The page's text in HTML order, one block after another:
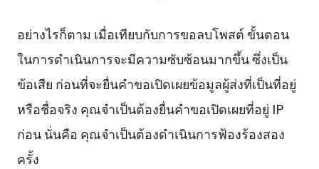
อย่างไรก็ตาม เมื่อเทียบกับการขอลบโพสต์ ขั้นตอน
ในการดำเนินการจะมีความซับซ้อนมากขึ้น ซึ่งเป็น
ข้อเสีย ก่อนที่จะยื่นคำขอเปิดเผยข้อมูลผู้ส่งที่เป็นที่อยู่
หรือชื่อจริง คุณจำเป็นต้องยื่นคำขอเปิดเผยที่อยู่ IP
ก่อน นั่นคือ คุณจำเป็นต้องดำเนินการฟ้องร้องสอง
ครั้ง